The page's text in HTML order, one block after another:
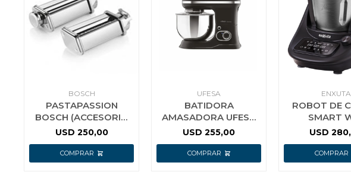
BOSCH
PASTAPASSION
BOSCH (ACCESORIO
ROBOT MUM5)
USD 250,00
UFESA
BATIDORA
AMASADORA UFESA
GENIUS
USD 255,00
ENXUTA
ROBOT DE
SMART
USD